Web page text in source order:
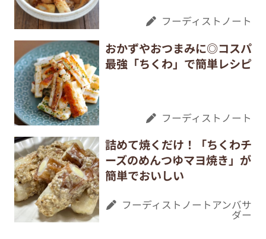
フーディストノート
おかずやおつまみに◎コスパ
最強「ちくわ」で簡単レシピ
フーディストノート
詰めて焼くだけ！「ちくわチ
ーズのめんつゆマヨ焼き」が
簡単でおいしい
フーディストノートアンバサ
ダー